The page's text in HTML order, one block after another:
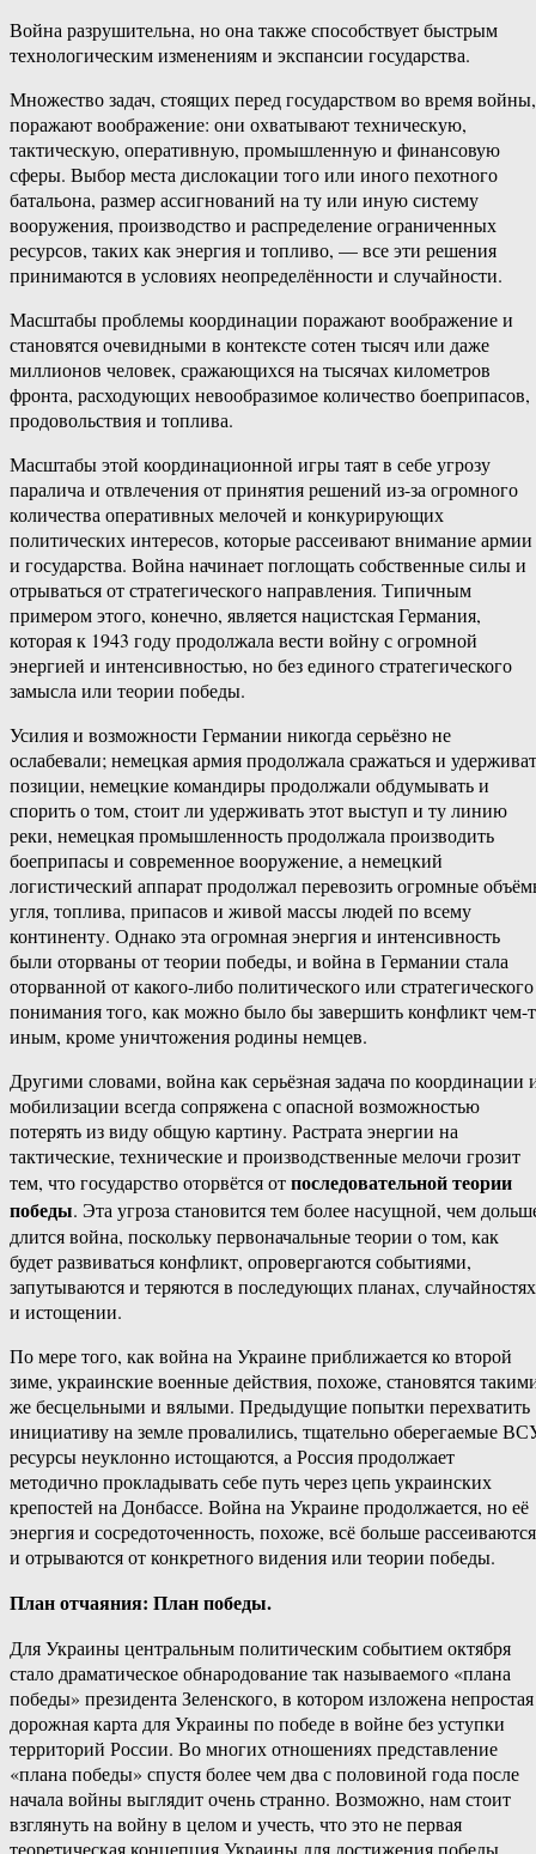
Война разрушительна, но она также способствует быстрым
технологическим изменениям и экспансии государства.
Множество задач, стоящих перед государством во время войны,
поражают воображение: они охватывают техническую,
тактическую, оперативную, промышленную и финансовую
сферы. Выбор места дислокации того или иного пехотного
батальона, размер ассигнований на ту или иную систему
вооружения, производство и распределение ограниченных
ресурсов, таких как энергия и топливо, — все эти решения
принимаются в условиях неопределённости и случайности.
Масштабы проблемы координации поражают воображение и
становятся очевидными в контексте сотен тысяч или даже
миллионов человек, сражающихся на тысячах километров
фронта, расходующих невообразимое количество боеприпасов,
продовольствия и топлива.
Масштабы этой координационной игры таят в себе угрозу
паралича и отвлечения от принятия решений из-за огромного
количества оперативных мелочей и конкурирующих
политических интересов, которые рассеивают внимание армии
и государства. Война начинает поглощать собственные силы и
отрываться от стратегического направления. Типичным
примером этого, конечно, является нацистская Германия,
которая к 1943 году продолжала вести войну с огромной
энергией и интенсивностью, но без единого стратегического
замысла или теории победы.
Усилия и возможности Германии никогда серьёзно не
ослабевали; немецкая армия продолжала сражаться и
позиции, немецкие командиры продолжали обдумывать и
спорить о том, стоит ли удерживать этот выступ и ту линию
реки, немецкая промышленность продолжала производить
боеприпасы и современное вооружение, а немецкий
логистический аппарат продолжал перевозить огромные
угля, топлива, припасов и живой массы людей по всему
континенту. Однако эта огромная энергия и интенсивность
были оторваны от теории победы, и война в Германии стала
оторванной от какого-либо политического или стратегического
понимания того, как можно было бы завершить конфликт чем-
иным, кроме уничтожения родины немцев.
Другими словами, война как серьёзная задача по координации
мобилизации всегда сопряжена с опасной возможностью
потерять из виду общую картину. Растрата энергии на
тактические, технические и производственные мелочи грозит
тем, что государство оторвётся отпоследовательной теории
победы. Эта угроза становится тем более насущной, чем
длится война, поскольку первоначальные теории о том, как
будет развиваться конфликт, опровергаются событиями,
запутываются и теряются в последующих планах, случайностях
и истощении.
По мере того, как война на Украине приближается ко второй
зиме, украинские военные действия, похоже, становятся
же бесцельными и вялыми. Предыдущие попытки перехватить
инициативу на земле провалились, тщательно оберегаемые
ресурсы неуклонно истощаются, а Россия продолжает
методично прокладывать себе путь через цепь украинских
крепостей на Донбассе. Война на Украине продолжается, но её
энергия и сосредоточенность, похоже, всё больше рассеиваются
и отрываются от конкретного видения или теории победы.
План отчаяния: План победы.
Для Украины центральным политическим событием октября
стало драматическое обнародование так называемого «плана
победы» президента Зеленского, в котором изложена непростая
дорожная карта для Украины по победе в войне без уступки
территорий России. Во многих отношениях представление
«плана победы» спустя более чем два с половиной года после
начала войны выглядит очень странно. Возможно, нам стоит
взглянуть на войну в целом и учесть, что это не первая